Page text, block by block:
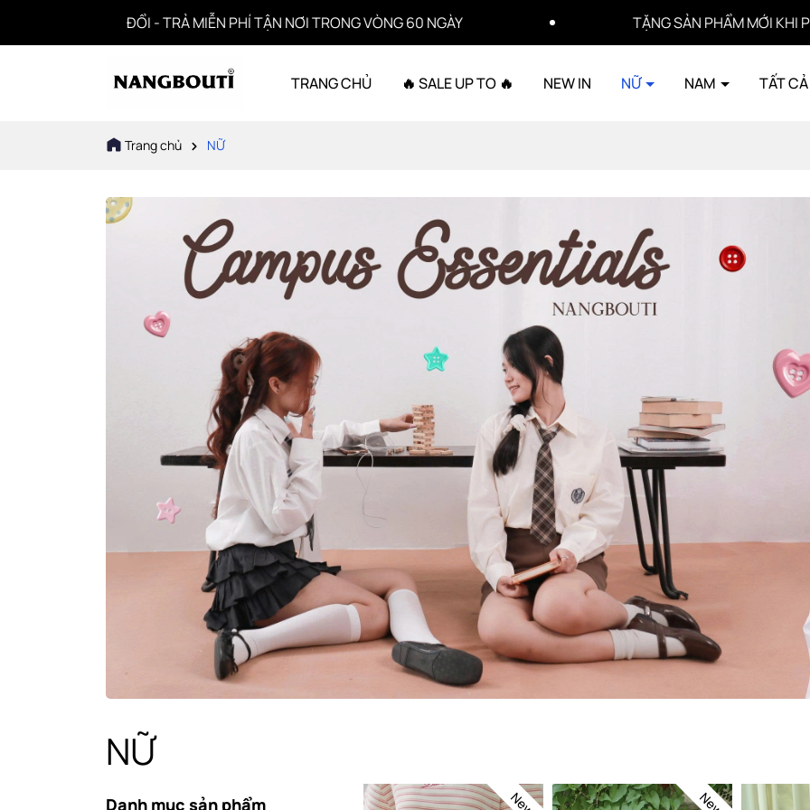
- TRẢ MIỄN PHÍ TẬN NƠI TRONG VÒNG 60 NGÀY TẶNG SẢN PHẨM MỚI KHI PHÁT HIỆN SẢN PHẨM
TRANG CHỦ 🔥 SALE UP TO 🔥 NEW IN NỮ NAM TẤT
Trang chủ NỮ
NỮ
Danh mục sản phẩm